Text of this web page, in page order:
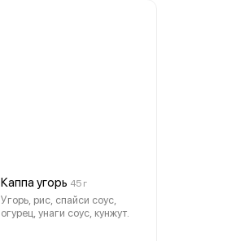
Каппа угорь 45 г
Угорь, рис, спайси соус,
огурец, унаги соус, кунжут.